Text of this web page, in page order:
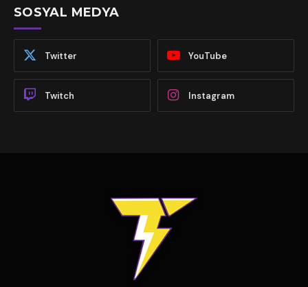
SOSYAL MEDYA
Twitter YouTube
Twitch Instagram